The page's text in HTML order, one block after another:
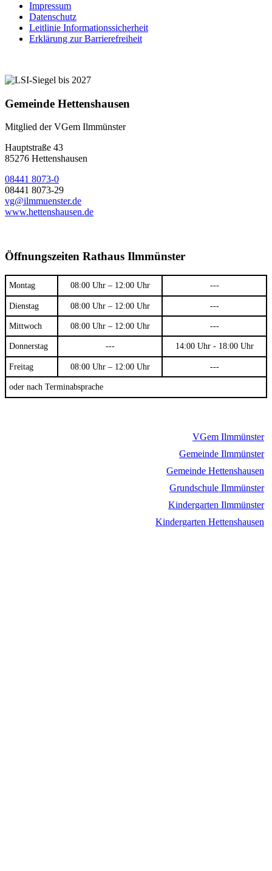
Impressum
Datenschutz
Leitlinie Informationssicherheit
Erklärung zur Barrierefreiheit
Gemeinde Hettenshausen
Mitglied der VGem Ilmmünster
Hauptstraße 43
85276 Hettenshausen
08441 8073-0
08441 8073-29
vg@ilmmuenster.de
www.hettenshausen.de
Öffnungszeiten Rathaus Ilmmünster
Montag 08:00 Uhr – 12:00 Uhr ---
Dienstag 08:00 Uhr – 12:00 Uhr ---
Mittwoch 08:00 Uhr – 12:00 Uhr ---
Donnerstag --- 14:00 Uhr - 18:00 Uhr
Freitag 08:00 Uhr – 12:00 Uhr ---
oder nach Terminabsprache
VGem Ilmmünster
Gemeinde Ilmmünster
Gemeinde Hettenshausen
Grundschule Ilmmünster
Kindergarten Ilmmünster
Kindergarten Hettenshausen